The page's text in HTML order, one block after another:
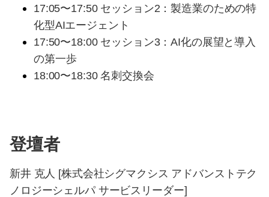
17:05〜17:50 セッション2：製造業のための特
化型AIエージェント
17:50〜18:00 セッション3：AI化の展望と導入
の第一歩
18:00〜18:30 名刺交換会
登壇者
新井 克人 [株式会社シグマクシス アドバンストテク
ノロジーシェルパ サービスリーダー]